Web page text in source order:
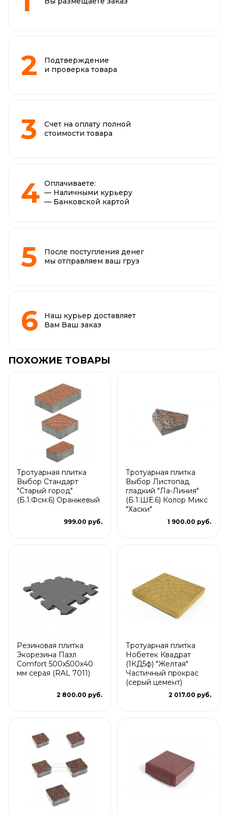
Подтверждение
и проверка товара
Счет на оплату полной
стоимости товара
Оплачиваете:
— Наличными курьеру
— Банковской картой
После поступления денег
мы отправляем ваш груз
Наш курьер доставляет
Вам Ваш заказ
ПОХОЖИЕ ТОВАРЫ
Тротуарная плитка
Выбор Стандарт
"Старый город"
(Б.1.Фсм.6) Оранжевый
999.00 руб.
Тротуарная плитка
Выбор Листопад
гладкий "Ла-Линия"
(Б.1.ШЕ.6) Колор Микс
"Хаски"
1 900.00 руб.
Резиновая плитка
Экорезина Пазл
Comfort 500x500x40
мм серая (RAL 7011)
2 800.00 руб.
Тротуарная плитка
Нобетек Квадрат
(1КД5ф) "Желтая"
Частичный прокрас
(серый цемент)
2 017.00 руб.